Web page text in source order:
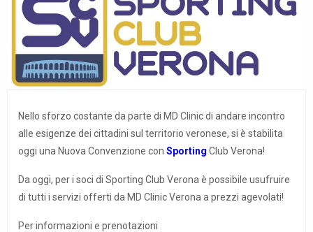
Nello sforzo costante da parte di MD Clinic di andare incontro
alle esigenze dei cittadini sul territorio veronese, si è stabilita
oggi una Nuova Convenzione con Sporting Club Verona!
Da oggi, per i soci di Sporting Club Verona è possibile usufruire
di tutti i servizi offerti da MD Clinic Verona a prezzi agevolati!
Per informazioni e prenotazioni